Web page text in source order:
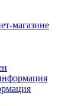
магазине